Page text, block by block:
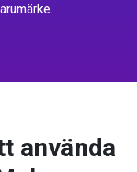
använda